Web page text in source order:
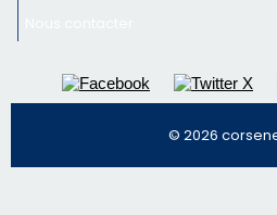
© 2026